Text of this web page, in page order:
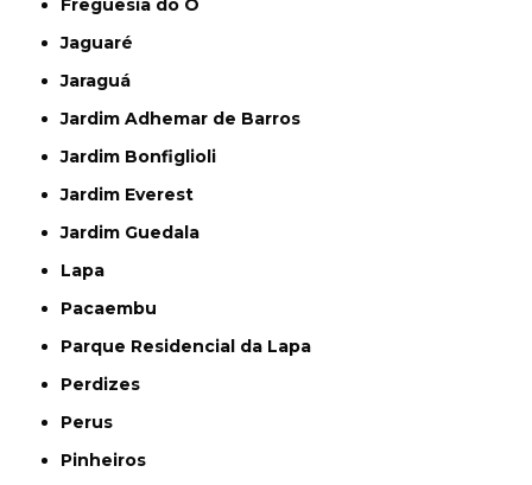
Freguesia do Ó
Jaguaré
Jaraguá
Jardim Adhemar de Barros
Jardim Bonfiglioli
Jardim Everest
Jardim Guedala
Lapa
Pacaembu
Parque Residencial da Lapa
Perdizes
Perus
Pinheiros